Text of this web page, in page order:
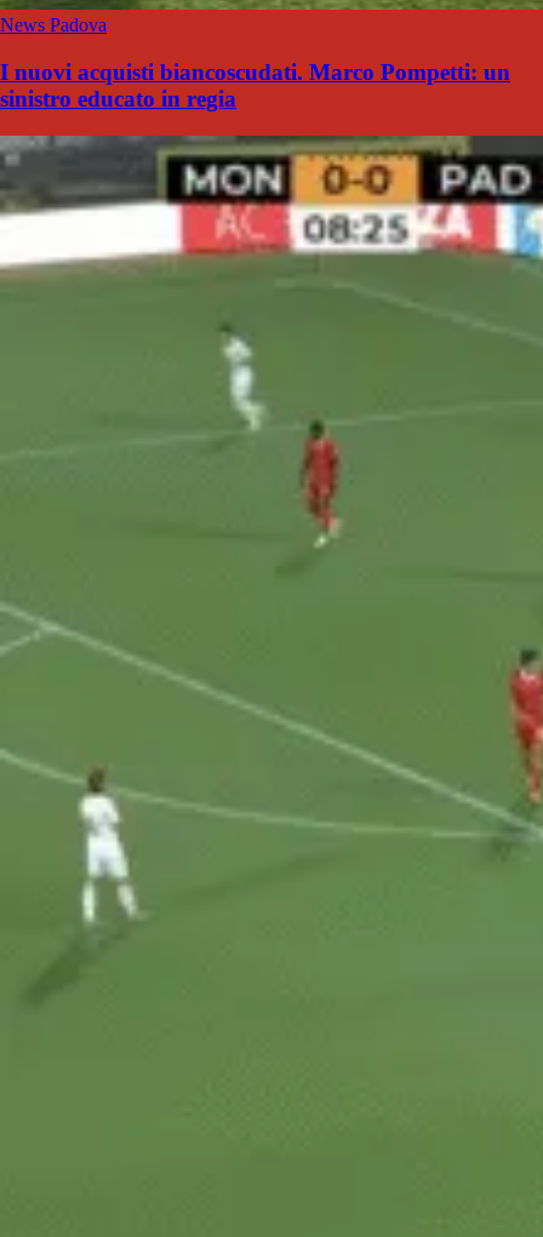
News Padova
I nuovi acquisti biancoscudati. Marco Pompetti: un
sinistro educato in regia